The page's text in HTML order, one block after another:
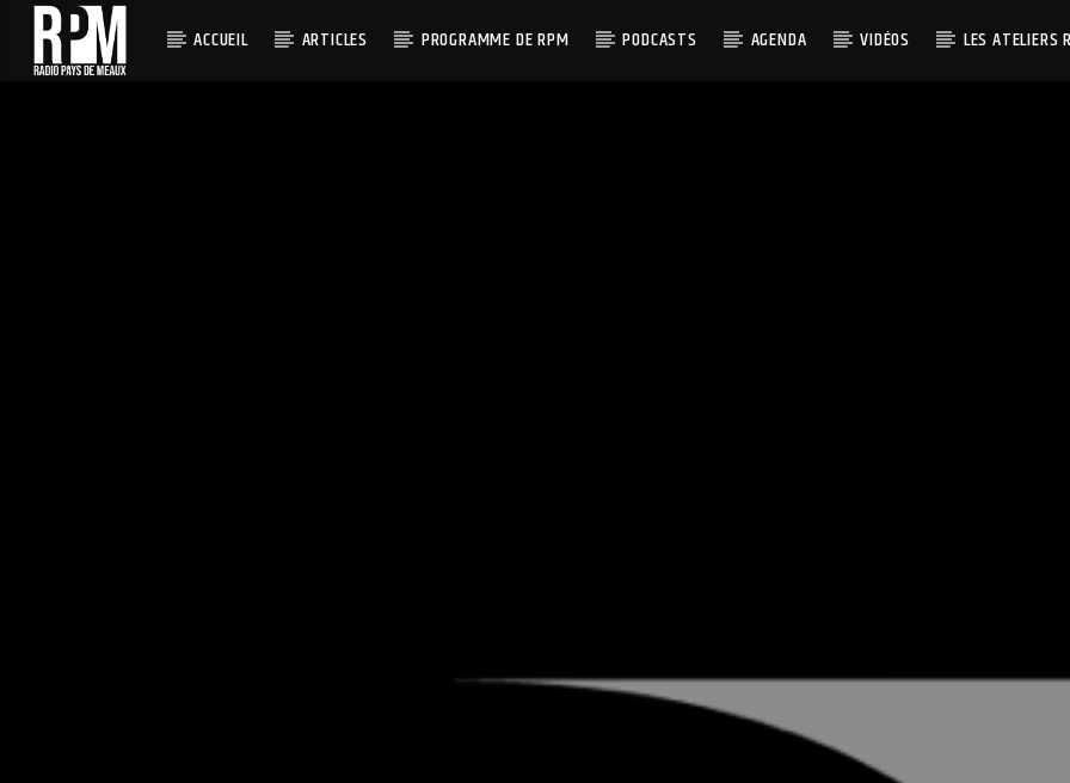
ACCUEIL ARTICLES PROGRAMME DE RPM PODCASTS AGENDA VIDÉOS LES ATELIERS